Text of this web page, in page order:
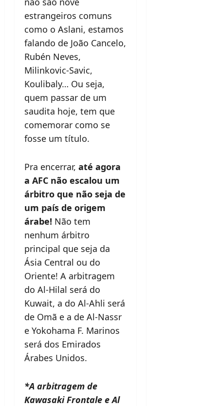
estrangeiros comuns
como o Aslani, estamos
falando de João Cancelo,
Rubén Neves,
Milinkovic-Savic,
Koulibaly… Ou seja,
quem passar de um
saudita hoje, tem que
comemorar como se
fosse um título.
Pra encerrar, até agora
a AFC não escalou um
árbitro que não seja de
um país de origem
árabe! Não tem
nenhum árbitro
principal que seja da
Ásia Central ou do
Oriente! A arbitragem
do Al-Hilal será do
Kuwait, a do Al-Ahli será
de Omã e a de Al-Nassr
e Yokohama F. Marinos
será dos Emirados
Árabes Unidos.
*A arbitragem de
Kawasaki Frontale e Al